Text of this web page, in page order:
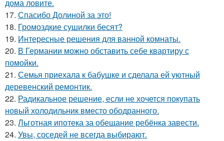
дома ловите.
17. Спасибо Долиной за это!
18. Громоздкие сушилки бесят?
19. Интересные решения для ванной комнаты.
20. В Германии можно обставить себе квартиру с
помойки.
21. Семья приехала к бабушке и сделала ей уютный
деревенский ремонтик.
22. Радикальное решение, если не хочется покупать
новый холодильник вместо ободранного.
23. Льготная ипотека за обещание ребёнка завести.
24. Увы, соседей не всегда выбирают.